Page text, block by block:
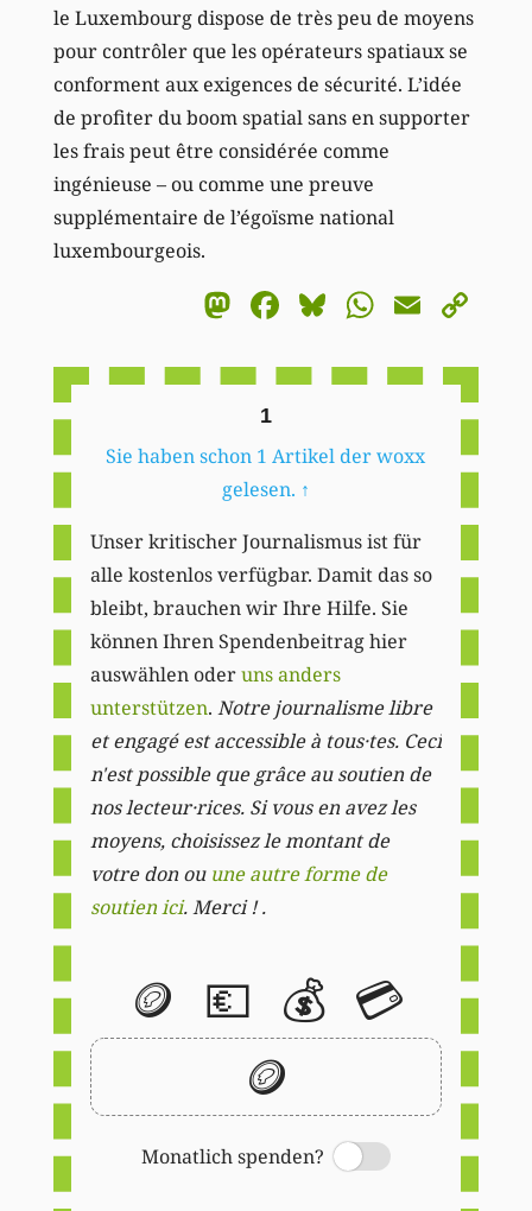
le Luxembourg dispose de très peu de moyens
pour contrôler que les opérateurs spatiaux se
conforment aux exigences de sécurité. L’idée
de profiter du boom spatial sans en supporter
les frais peut être considérée comme
ingénieuse – ou comme une preuve
supplémentaire de l’égoïsme national
luxembourgeois.
Mastodon
Facebook
BlueskyEmail
1
Sie haben schon 1 Artikel der woxx
gelesen. ↑
Unser kritischer Journalismus ist für
alle kostenlos verfügbar. Damit das so
bleibt, brauchen wir Ihre Hilfe. Sie
können Ihren Spendenbeitrag hier
auswählen oderuns anders
unterstützen. Notre journalisme libre
et engagé est accessible à tous·tes. Ceci
n'est possible que grâce au soutien de
nos lecteur·rices. Si vous en avez les
moyens, choisissez le montant de
votre don ou une autre forme de
soutien ici. Merci ! .
🪙 💶 💰 💳
🪙
Monatlich spenden?
Switch